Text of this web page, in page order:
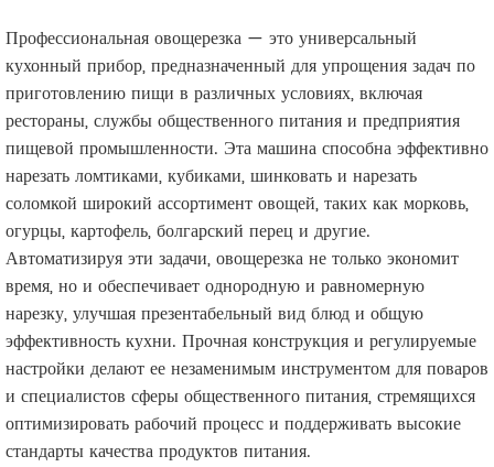
Профессиональная овощерезка — это универсальный
кухонный прибор, предназначенный для упрощения задач по
приготовлению пищи в различных условиях, включая
рестораны, службы общественного питания и предприятия
пищевой промышленности. Эта машина способна эффективно
нарезать ломтиками, кубиками, шинковать и нарезать
соломкой широкий ассортимент овощей, таких как морковь,
огурцы, картофель, болгарский перец и другие.
Автоматизируя эти задачи, овощерезка не только экономит
время, но и обеспечивает однородную и равномерную
нарезку, улучшая презентабельный вид блюд и общую
эффективность кухни. Прочная конструкция и регулируемые
настройки делают ее незаменимым инструментом для поваров
и специалистов сферы общественного питания, стремящихся
оптимизировать рабочий процесс и поддерживать высокие
стандарты качества продуктов питания.